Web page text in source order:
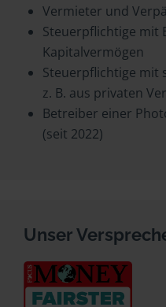
Vermieter und
Steuerpflichtige mit
Kapitalvermögen
Steuerpflichtige mit
z. B. aus privaten
Betreiber einer
(seit 2022)
Unser